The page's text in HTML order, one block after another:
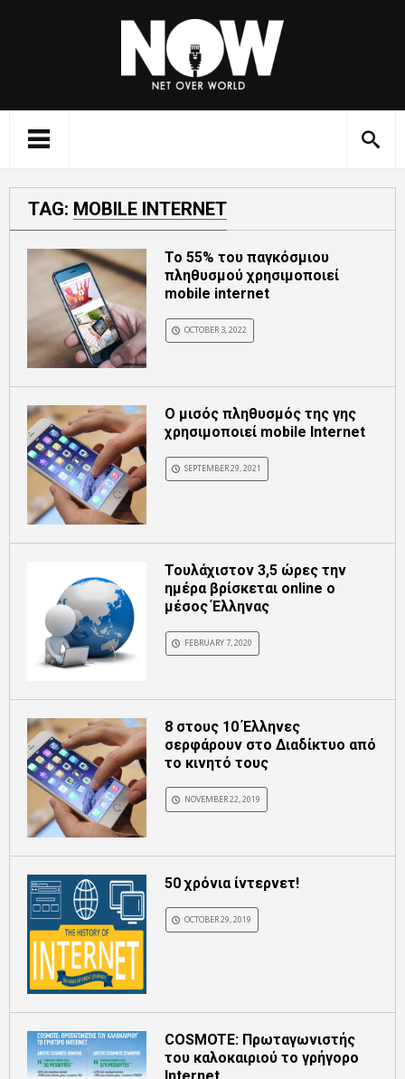
TAG: MOBILE INTERNET
Το 55% του παγκόσμιου
πληθυσμού χρησιμοποιεί
mobile internet
OCTOBER 3, 2022
Ο μισός πληθυσμός της γης
χρησιμοποιεί mobile Internet
SEPTEMBER 29, 2021
Τουλάχιστον 3,5 ώρες την
ημέρα βρίσκεται online ο
μέσος Έλληνας
FEBRUARY 7, 2020
8 στους 10 Έλληνες
σερφάρουν στο Διαδίκτυο από
το κινητό τους
NOVEMBER 22, 2019
50 χρόνια ίντερνετ!
OCTOBER 29, 2019
COSMOTE: Πρωταγωνιστής
του καλοκαιριού το γρήγορο
Internet